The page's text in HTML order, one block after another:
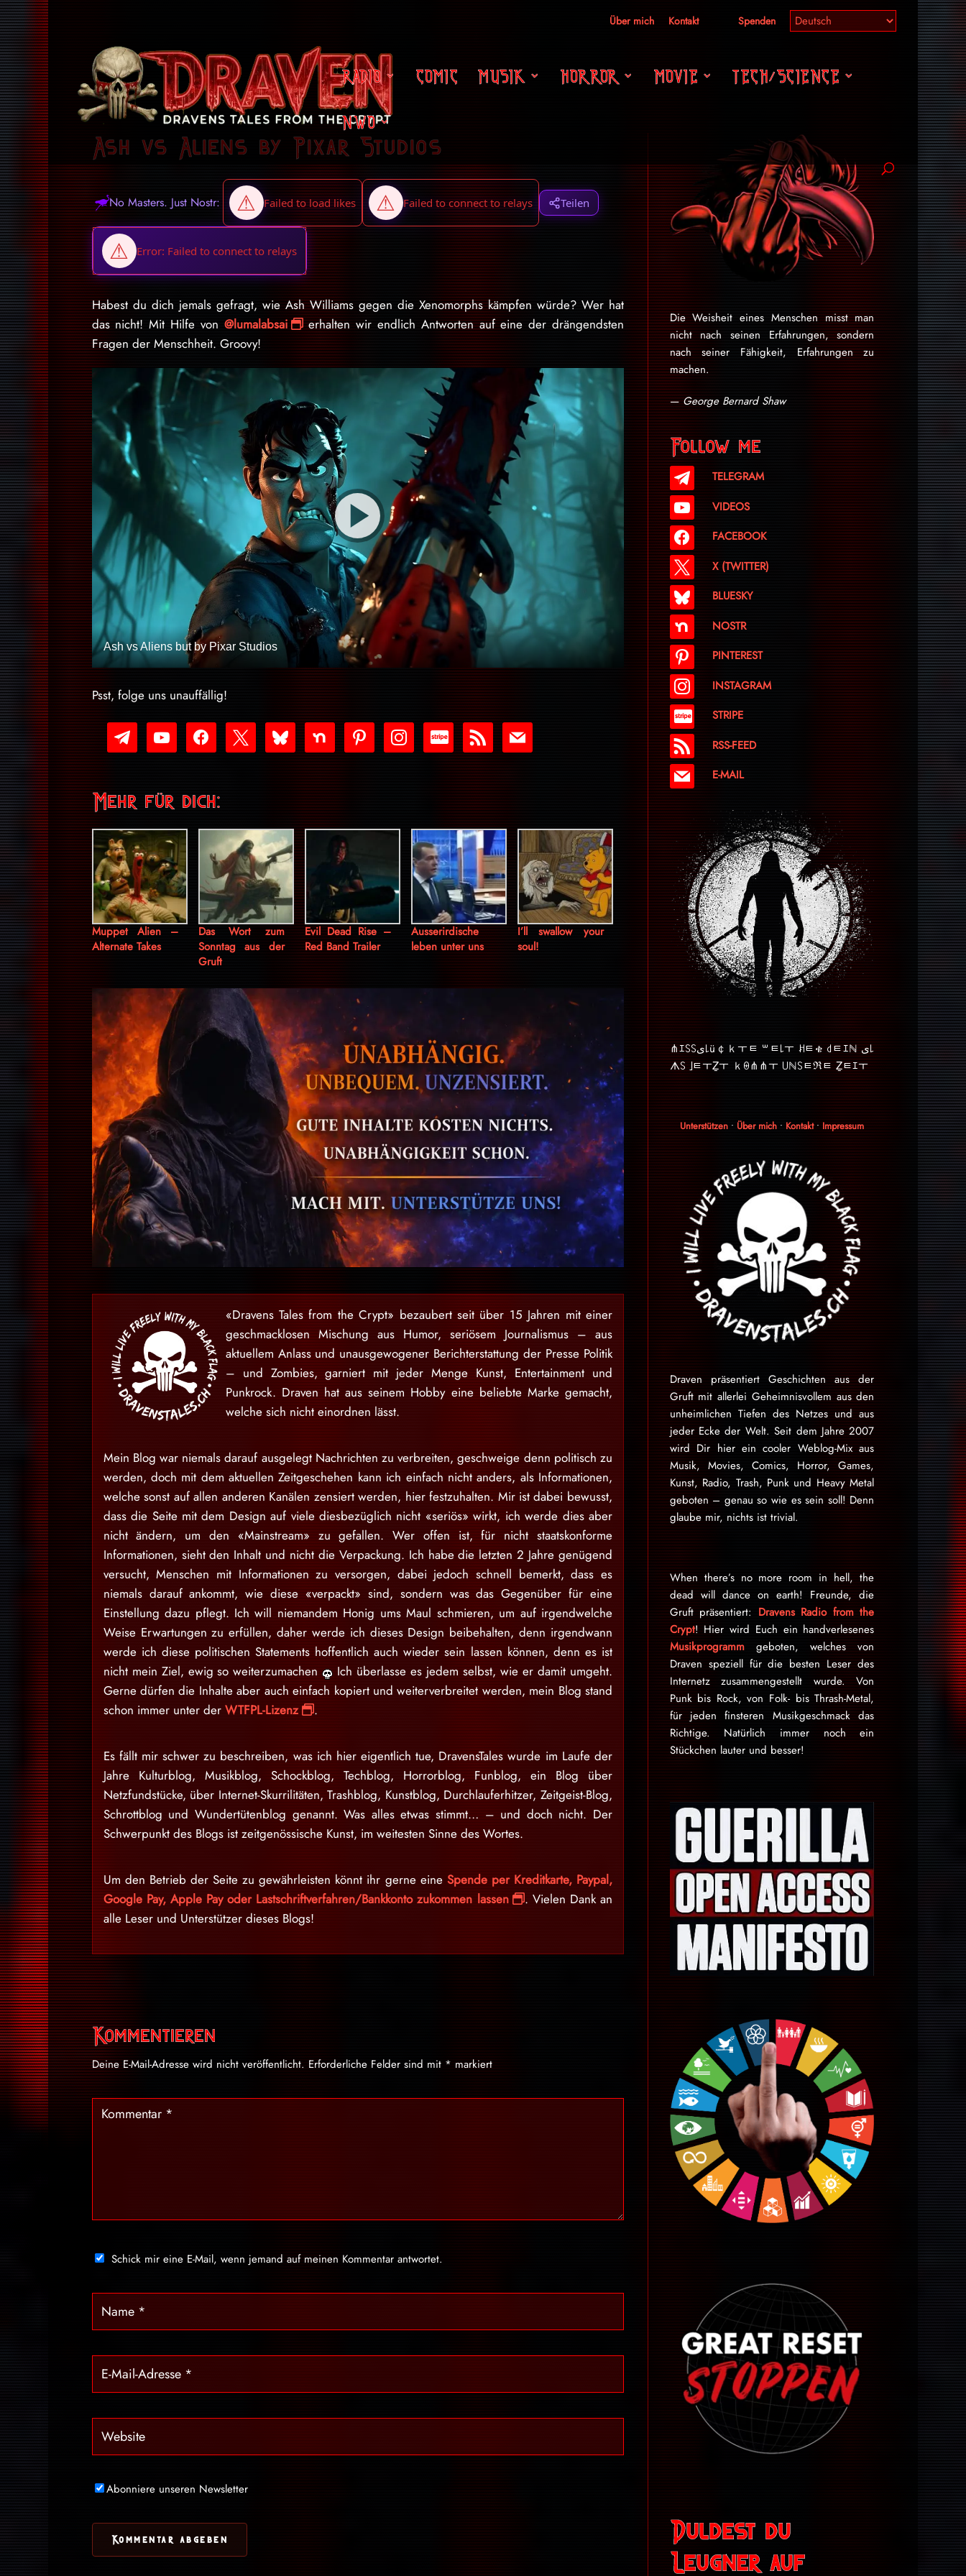
Über mich Kontakt Spenden
RADIO COMIC MUSIK HORROR MOVIE TECH/SCIENCE
NWO
Ash vs Aliens by Pixar Studios
No Masters. Just Nostr: Teilen
Habest du dich jemals gefragt, wie Ash Williams gegen die Xenomorphs kämpfen würde? Wer hat
das nicht! Mit Hilfe von @lumalabsai
erhalten wir endlich Antworten auf eine der drängendsten
Fragen der Menschheit. Groovy!
Ash vs Aliens but by Pixar Studios
Psst, folge uns unauffällig!
telegram
youtube-
play
facebook blueskynextdoor pinterest instagramcc-
stripe
rss mail
Mehr für dich:
Muppet Alien –
Alternate Takes
Das Wort zum
Sonntag aus der
Gruft
Evil Dead Rise –
Red Band Trailer
Ausserirdische
leben unter uns
I’ll swallow your
soul!
«Dravens Tales from the Crypt» bezaubert seit über 15 Jahren mit einer
geschmacklosen Mischung aus Humor, seriösem Journalismus – aus
aktuellem Anlass und unausgewogener Berichterstattung der Presse Politik
– und Zombies, garniert mit jeder Menge Kunst, Entertainment und
Punkrock. Draven hat aus seinem Hobby eine beliebte Marke gemacht,
welche sich nicht einordnen lässt.
Mein Blog war niemals darauf ausgelegt Nachrichten zu verbreiten, geschweige denn politisch zu
werden, doch mit dem aktuellen Zeitgeschehen kann ich einfach nicht anders, als Informationen,
welche sonst auf allen anderen Kanälen zensiert werden, hier festzuhalten. Mir ist dabei bewusst,
dass die Seite mit dem Design auf viele diesbezüglich nicht «seriös» wirkt, ich werde dies aber
nicht ändern, um den «Mainstream» zu gefallen. Wer offen ist, für nicht staatskonforme
Informationen, sieht den Inhalt und nicht die Verpackung. Ich habe die letzten 2 Jahre genügend
versucht, Menschen mit Informationen zu versorgen, dabei jedoch schnell bemerkt, dass es
niemals darauf ankommt, wie diese «verpackt» sind, sondern was das Gegenüber für eine
Einstellung dazu pflegt. Ich will niemandem Honig ums Maul schmieren, um auf irgendwelche
Weise Erwartungen zu erfüllen, daher werde ich dieses Design beibehalten, denn irgendwann
werde ich diese politischen Statements hoffentlich auch wieder sein lassen können, denn es ist
nicht mein Ziel, ewig so weiterzumachen
Ich überlasse es jedem selbst, wie er damit umgeht.
Gerne dürfen die Inhalte aber auch einfach kopiert und weiterverbreitet werden, mein Blog stand
schon immer unter der WTFPL-Lizenz .
Es fällt mir schwer zu beschreiben, was ich hier eigentlich tue, DravensTales wurde im Laufe der
Jahre Kulturblog, Musikblog, Schockblog, Techblog, Horrorblog, Funblog, ein Blog über
Netzfundstücke, über Internet-Skurrilitäten, Trashblog, Kunstblog, Durchlauferhitzer, Zeitgeist-Blog,
Schrottblog und Wundertütenblog genannt. Was alles etwas stimmt… – und doch nicht. Der
Schwerpunkt des Blogs ist zeitgenössische Kunst, im weitesten Sinne des Wortes.
Um den Betrieb der Seite zu gewährleisten könnt ihr gerne eine Spende per Kreditkarte, Paypal,
Google Pay, Apple Pay oder Lastschriftverfahren/Bankkonto zukommen lassen
. Vielen Dank an
alle Leser und Unterstützer dieses Blogs!
Kommentieren
Deine E-Mail-Adresse wird nicht veröffentlicht. Erforderliche Felder sind mit * markiert
Schick mir eine E-Mail, wenn jemand auf meinen Kommentar antwortet.
Abonniere unseren Newsletter
Die Weisheit eines Menschen misst man
nicht nach seinen Erfahrungen, sondern
nach seiner Fähigkeit, Erfahrungen zu
machen.
—George Bernard Shaw
Follow me
TELEGRAM
VIDEOS
FACEBOOK
X (TWITTER)
BLUESKY
NOSTR
PINTEREST
INSTAGRAM
STRIPE
RSS-FEED
E-MAIL
⋔ｴ꒚꒚ﻯ꒒ü￠ｋￓﾼ ꒳ﾼ꒒ￓ ꎧﾼቄ ꒯ﾼｴℕ ﻯ꒒
ᗑ꒚ ｣ﾼￓẔￓ ｋꑙ⋔⋔ￓ ꒤ℕ꒚ﾼℜﾼ Ẕﾼｴￓ
Unterstützen• Über mich• Kontakt• Impressum
Draven präsentiert Geschichten aus der
Gruft mit allerlei Geheimnisvollem aus den
unheimlichen Tiefen des Netzes und aus
jeder Ecke der Welt. Seit dem Jahre 2007
wird Dir hier ein cooler Weblog-Mix aus
Musik, Movies, Comics, Horror, Games,
Kunst, Radio, Trash, Punk und Heavy Metal
geboten – genau so wie es sein soll! Denn
glaube mir, nichts ist trivial.
When there’s no more room in hell, the
dead will dance on earth! Freunde, die
Gruft präsentiert: Dravens Radio from the
Crypt! Hier wird Euch ein handverlesenes
Musikprogrammgeboten, welches von
Draven speziell für die besten Leser des
Internetz zu­sammen­ge­stellt wurde. Von
Punk bis Rock, von Folk- bis Thrash-Metal,
für je­den finsteren Mu­sik­ge­schmack das
Rich­tige. Natürlich immer noch ein
Stückchen lauter und besser!
Duldest du
Leugner auf